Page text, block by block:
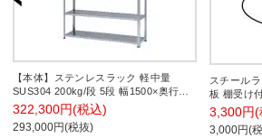
【本体】ステンレスラック 軽中量
SUS304 200kg/段 5段 幅1500×奥行
450×高さ1800mm
322,300円(税込)
293,000円(税抜)
スチール
板 棚受け
3,300円(
3,000円(